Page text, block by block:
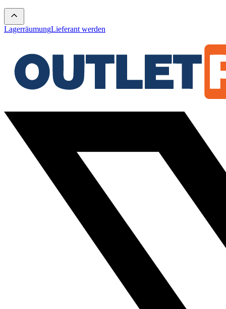
LagerräumungLieferant werden